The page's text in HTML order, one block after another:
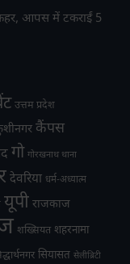
आपस में टकराईं 5
उत्तम प्रदेश
कैंपस
गो गोरखनाथ थाना
देवरिया धर्म-अध्यात्म
यूपी राजकाज
शख्सियत शहरनामा
सियासत सेलीब्रिटी